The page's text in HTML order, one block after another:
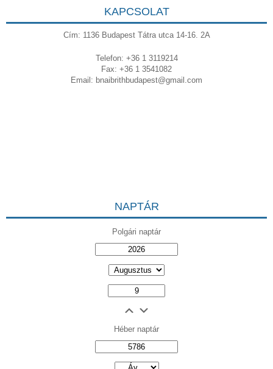
KAPCSOLAT
Cím: 1136 Budapest Tátra utca 14-16. 2A
Telefon: +36 1 3119214
Fax: +36 1 3541082
Email: bnaibrithbudapest@gmail.com
NAPTÁR
Polgári naptár
Héber naptár